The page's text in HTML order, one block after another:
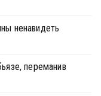
ненавидеть
переманив